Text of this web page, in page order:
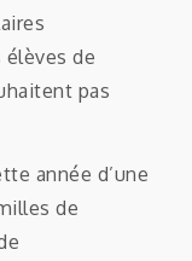
de
pas
année d’une
de